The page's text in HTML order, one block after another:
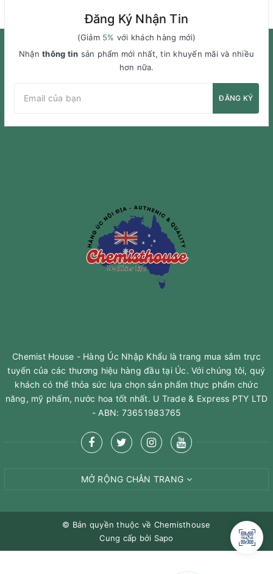
Đăng Ký Nhận Tin
(Giảm 5% với khách hàng mới)
Nhậnthông tin sản phẩm mới nhất, tin khuyến mãi và nhiều
hơn nữa.
ĐĂNG KÝ
Chemist House - Hàng Úc Nhập Khẩu là trang mua sắm trực
tuyến của các thương hiệu hàng đầu tại Úc. Với chúng tôi, quý
khách có thể thỏa sức lựa chọn sản phẩm thực phẩm chức
năng, mỹ phấm, nước hoa tốt nhất. U Trade & Express PTY LTD
- ABN: 73651983765
MỞ RỘNG CHÂN TRANG
© Bản quyền thuộc về Chemisthouse
Cung cấp bởi Sapo